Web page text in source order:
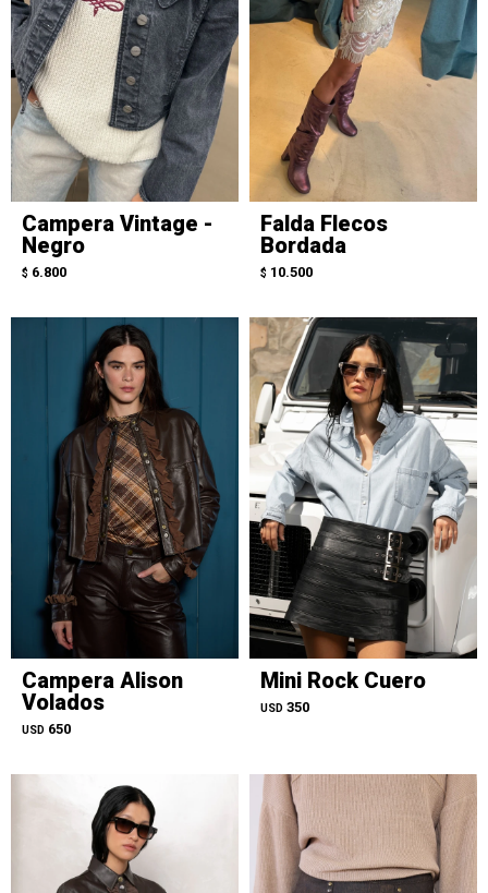
Campera Vintage -
Negro
$ 6.800
Falda Flecos
Bordada
$ 10.500
Campera Alison
Volados
USD 650
Mini Rock Cuero
USD 350